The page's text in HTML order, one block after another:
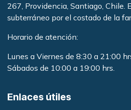
267, Providencia, Santiago, Chile.
subterráneo por el costado de la
Horario de atención:
Lunes a Viernes de 8:30 a 21:00
Sábados de 10:00 a 19:00 hrs.
Enlaces útiles